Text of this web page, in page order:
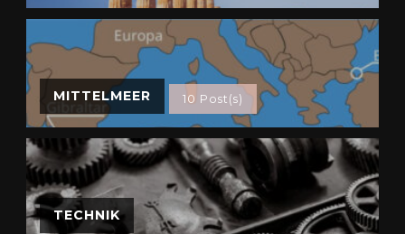
MITTELMEER 10 Post(s)
TECHNIK